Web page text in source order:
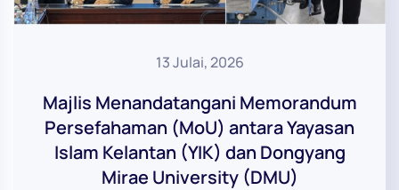
13 Julai, 2026
Majlis Menandatangani Memorandum
Persefahaman (MoU) antara Yayasan
Islam Kelantan (YIK) dan Dongyang
Mirae University (DMU)